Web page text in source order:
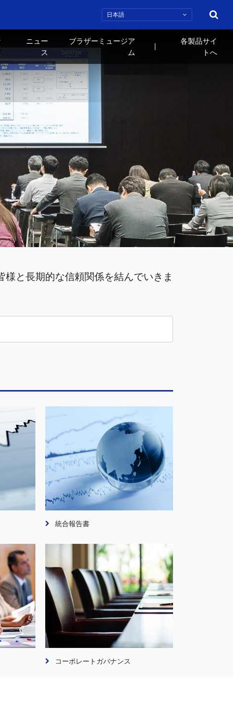
検索
ニュー
ス
ブラザーミュージア
ム
各製品サイ
トへ
と長期的な信頼関係を結んでいきま
統合報告書
コーポレートガバナンス